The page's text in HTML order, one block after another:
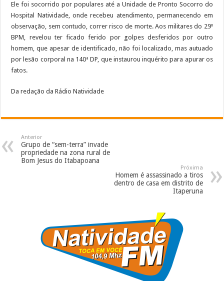
Ele foi socorrido por populares até a Unidade de Pronto Socorro do
Hospital Natividade, onde recebeu atendimento, permanecendo em
observação, sem contudo, correr risco de morte. Aos militares do 29º
BPM, revelou ter ficado ferido por golpes desferidos por outro
homem, que apesar de identificado, não foi localizado, mas autuado
por lesão corporal na 140ª DP, que instaurou inquérito para apurar os
fatos.
Da redação da Rádio Natividade
Anterior
Grupo de “sem-terra” invade
propriedade na zona rural de
Bom Jesus do Itabapoana
Próxima
Homem é assassinado a tiros
dentro de casa em distrito de
Itaperuna